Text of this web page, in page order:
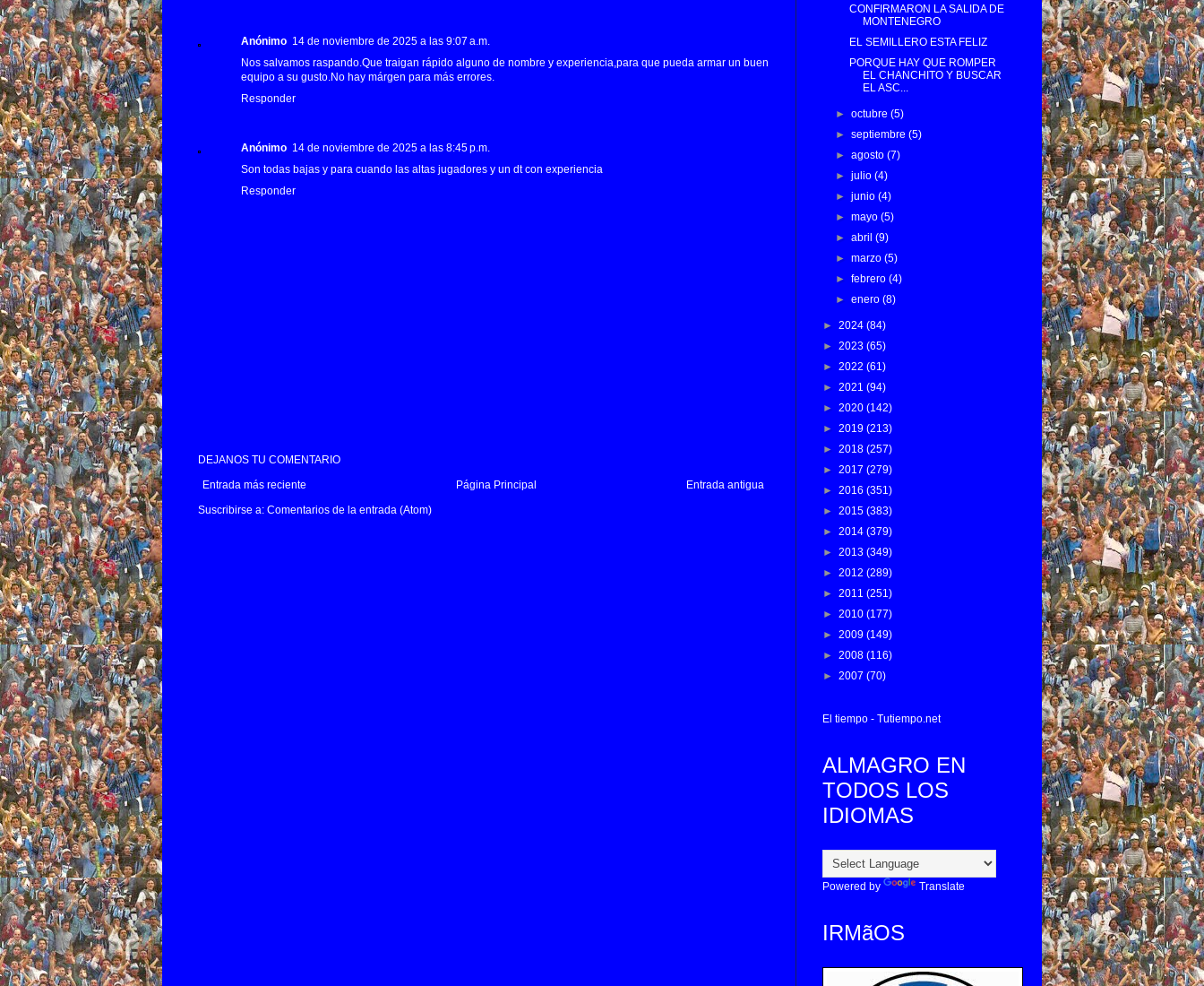
Anónimo 14 de noviembre de 2025 a las 9:07 a.m.
Nos salvamos raspando.Que traigan rápido alguno de nombre y experiencia,para que pueda armar un buen
equipo a su gusto.No hay márgen para más errores.
Responder
Anónimo 14 de noviembre de 2025 a las 8:45 p.m.
Son todas bajas y para cuando las altas jugadores y un dt con experiencia
Responder
DEJANOS TU COMENTARIO
Entrada más reciente
Entrada antigua
Página Principal
Suscribirse a: Comentarios de la entrada (Atom)
CONFIRMARON LA SALIDA DE
MONTENEGRO
EL SEMILLERO ESTA FELIZ
PORQUE HAY QUE ROMPER
EL CHANCHITO Y BUSCAR
EL ASC...
►octubre(5)
►septiembre(5)
►agosto(7)
►julio(4)
►junio(4)
►mayo(5)
►abril(9)
►marzo(5)
►febrero(4)
►enero(8)
► 2024 (84)
► 2023 (65)
► 2022 (61)
► 2021 (94)
► 2020 (142)
► 2019 (213)
► 2018 (257)
► 2017 (279)
► 2016 (351)
► 2015 (383)
► 2014 (379)
► 2013 (349)
► 2012 (289)
► 2011 (251)
► 2010 (177)
► 2009 (149)
► 2008 (116)
► 2007 (70)
El tiempo - Tutiempo.net
ALMAGRO EN
TODOS LOS
IDIOMAS
Powered by Translate
IRMãOS